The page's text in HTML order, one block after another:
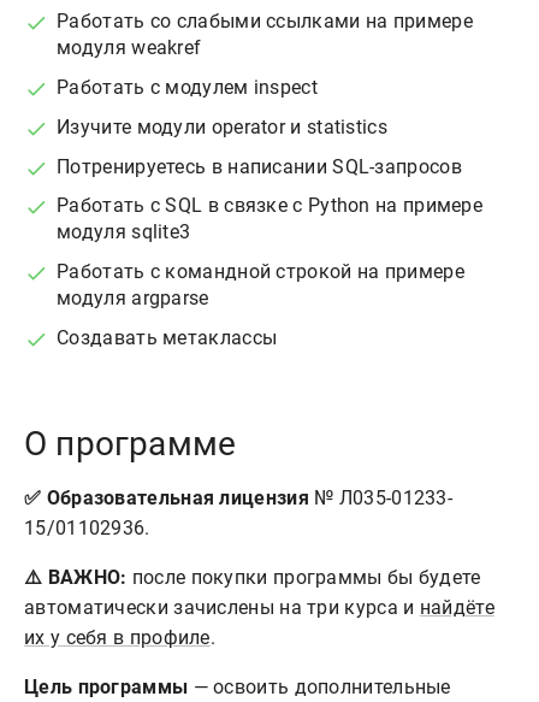
Работать со слабыми ссылками на примере
модуля weakref
Работать с модулем inspect
Изучите модули operator и statistics
Потренируетесь в написании SQL-запросов
Работать с SQL в связке с Python на примере
модуля sqlite3
Работать с командной строкой на примере
модуля argparse
Создавать метаклассы
О программе
✅ Образовательная лицензия № Л035-01233-
15/01102936.
⚠️ ВАЖНО: после покупки программы бы будете
автоматически зачислены на три курса и найдёте
их у себя в профиле.
Цель программы — освоить дополнительные